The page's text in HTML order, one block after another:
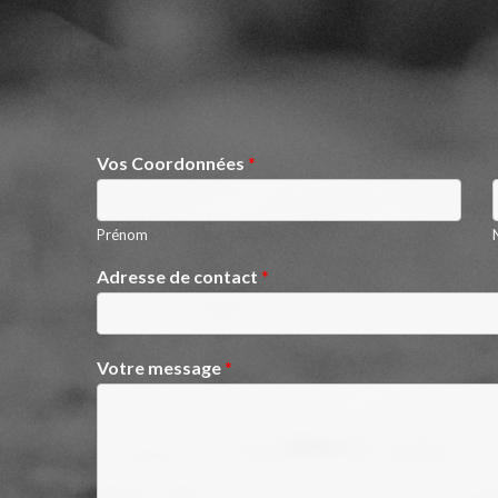
Vos Coordonnées *
Prénom
Adresse de contact *
Votre message*